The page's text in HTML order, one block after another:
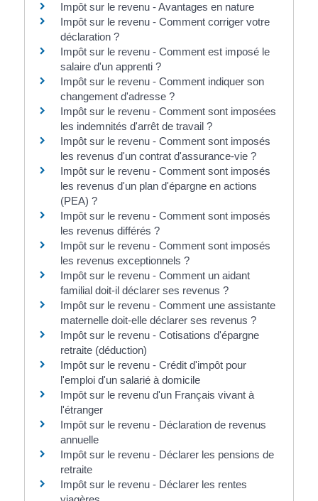
Impôt sur le revenu - Avantages en nature
Impôt sur le revenu - Comment corriger votre
déclaration ?
Impôt sur le revenu - Comment est imposé le
salaire d'un apprenti ?
Impôt sur le revenu - Comment indiquer son
changement d'adresse ?
Impôt sur le revenu - Comment sont imposées
les indemnités d'arrêt de travail ?
Impôt sur le revenu - Comment sont imposés
les revenus d'un contrat d'assurance-vie ?
Impôt sur le revenu - Comment sont imposés
les revenus d'un plan d'épargne en actions
(PEA) ?
Impôt sur le revenu - Comment sont imposés
les revenus différés ?
Impôt sur le revenu - Comment sont imposés
les revenus exceptionnels ?
Impôt sur le revenu - Comment un aidant
familial doit-il déclarer ses revenus ?
Impôt sur le revenu - Comment une assistante
maternelle doit-elle déclarer ses revenus ?
Impôt sur le revenu - Cotisations d'épargne
retraite (déduction)
Impôt sur le revenu - Crédit d'impôt pour
l'emploi d'un salarié à domicile
Impôt sur le revenu d'un Français vivant à
l'étranger
Impôt sur le revenu - Déclaration de revenus
annuelle
Impôt sur le revenu - Déclarer les pensions de
retraite
Impôt sur le revenu - Déclarer les rentes